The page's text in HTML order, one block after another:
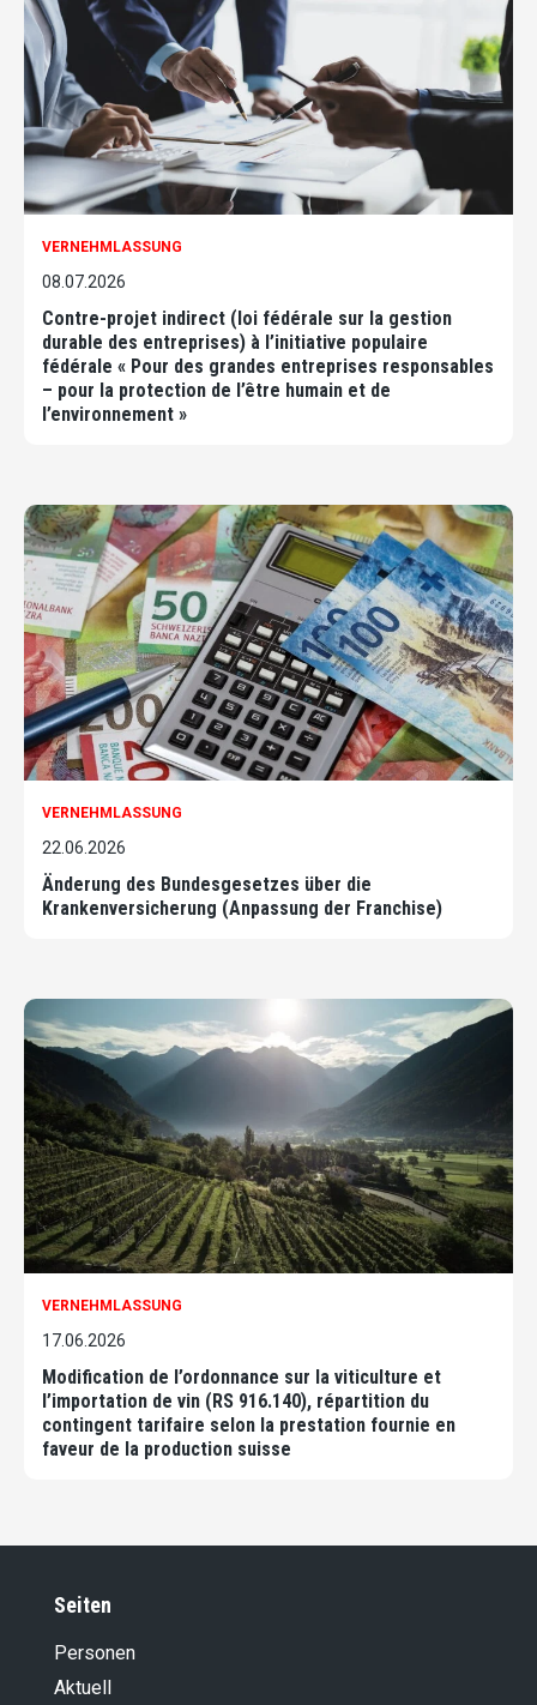
VERNEHMLASSUNG
08.07.2026
Contre-projet indirect (loi fédérale sur la gestion
durable des entreprises) à l’initiative populaire
fédérale « Pour des grandes entreprises responsables
– pour la protection de l’être humain et de
l’environnement »
VERNEHMLASSUNG
22.06.2026
Änderung des Bundesgesetzes über die
Krankenversicherung (Anpassung der Franchise)
VERNEHMLASSUNG
17.06.2026
Modification de l’ordonnance sur la viticulture et
l’importation de vin (RS 916.140), répartition du
contingent tarifaire selon la prestation fournie en
faveur de la production suisse
Seiten
Personen
Aktuell